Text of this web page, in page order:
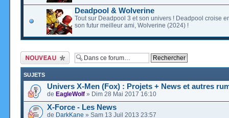
Deadpool & Wolverine
Tout sur Deadpool 3 et son univers ! Deadpool croise
son futur meilleur ami, Wolverine (2024) !
Ecrire un nouveau
sujet
SUJETS
Univers X-Men (Fox) : Projets + News et autres
de EagleWolf » Dim 28 Mai 2017 16:10
X-Force - Les News
de DarkKane » Sam 13 Juil 2013 23:57